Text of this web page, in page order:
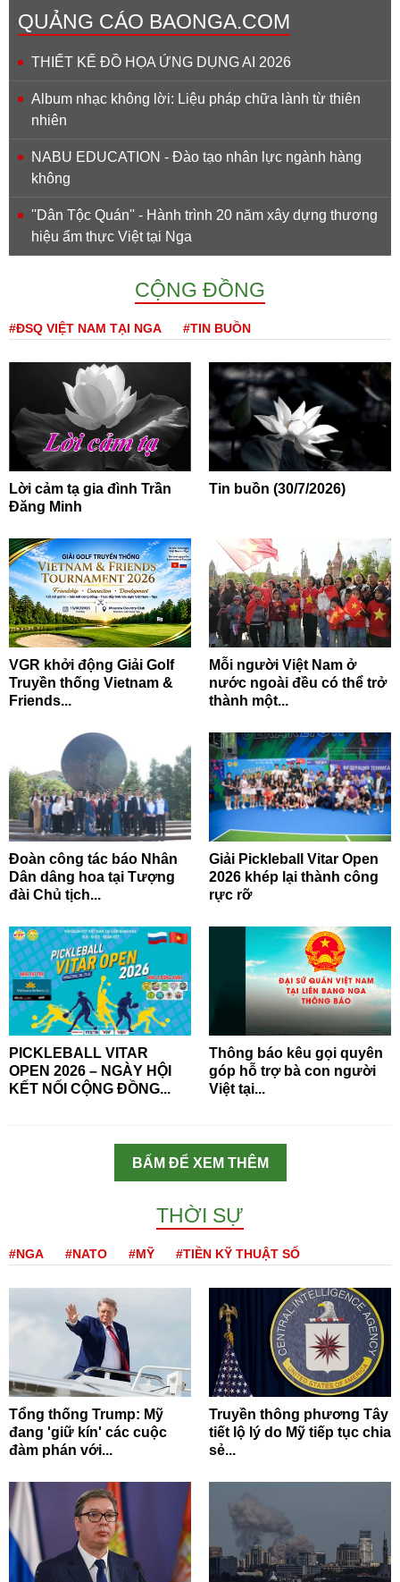
QUẢNG CÁO BAONGA.COM
THIẾT KẾ ĐỒ HỌA ỨNG DỤNG AI 2026
Album nhạc không lời: Liệu pháp chữa lành từ thiên
nhiên
NABU EDUCATION - Đào tạo nhân lực ngành hàng
không
''Dân Tộc Quán'' - Hành trình 20 năm xây dựng thương
hiệu ẩm thực Việt tại Nga
CỘNG ĐỒNG
#ĐSQ VIỆT NAM TẠI NGA #TIN BUỒN
Lời cảm tạ gia đình Trần
Đăng Minh
Tin buồn (30/7/2026)
VGR khởi động Giải Golf
Truyền thống Vietnam &
Friends...
Mỗi người Việt Nam ở
nước ngoài đều có thể trở
thành một...
Đoàn công tác báo Nhân
Dân dâng hoa tại Tượng
đài Chủ tịch...
Giải Pickleball Vitar Open
2026 khép lại thành công
rực rỡ
PICKLEBALL VITAR
OPEN 2026 – NGÀY HỘI
KẾT NỐI CỘNG ĐỒNG...
Thông báo kêu gọi quyên
góp hỗ trợ bà con người
Việt tại...
BẤM ĐỂ XEM THÊM
THỜI SỰ
#NGA #NATO #MỸ #TIỀN KỸ THUẬT SỐ
Tổng thống Trump: Mỹ
đang 'giữ kín' các cuộc
đàm phán với...
Truyền thông phương Tây
tiết lộ lý do Mỹ tiếp tục chia
sẻ...